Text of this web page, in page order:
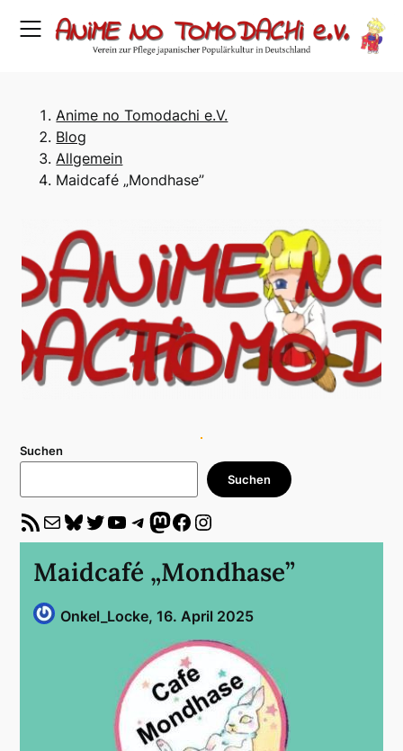
Anime no Tomodachi e.V.
Blog
Allgemein
Maidcafé „Mondhase”
Suchen
Suchen
RSS-Feed E-Mail Bluesky Twitter YouTube Telegram Mastodon Facebook Instagram
Maidcafé „Mondhase”
Onkel_Locke, 16. April 2025